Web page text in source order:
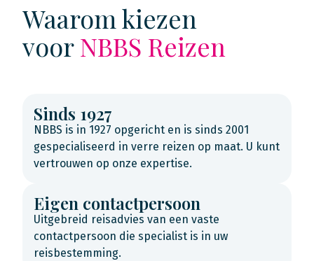
Waarom kiezen
voorNBBS Reizen
Sinds 1927
NBBS is in 1927 opgericht en is sinds 2001
gespecialiseerd in verre reizen op maat. U kunt
vertrouwen op onze expertise.
Eigen contactpersoon
Uitgebreid reisadvies van een vaste
contactpersoon die specialist is in uw
reisbestemming.